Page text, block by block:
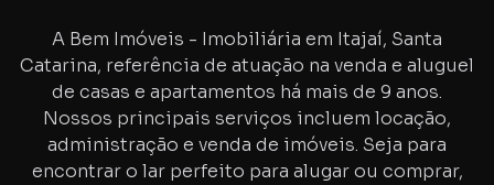
A Bem Imóveis - Imobiliária em Itajaí, Santa
Catarina, referência de atuação na venda e aluguel
de casas e apartamentos há mais de 9 anos.
Nossos principais serviços incluem locação,
administração e venda de imóveis. Seja para
encontrar o lar perfeito para alugar ou comprar,